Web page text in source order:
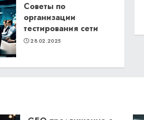
Советы по
организации
тестирования сети
28.02.2025